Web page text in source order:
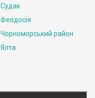
Судак
Феодосія
Чорноморський район
Ялта